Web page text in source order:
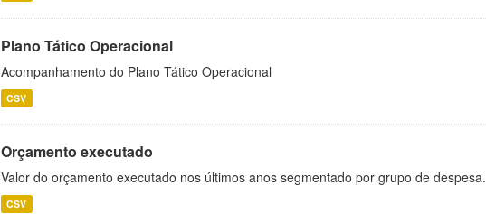
Plano Tático Operacional
Acompanhamento do Plano Tático Operacional
CSV
Orçamento executado
Valor do orçamento executado nos últimos anos segmentado por grupo de despesa.
CSV